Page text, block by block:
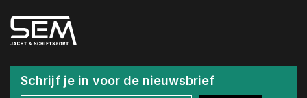
Schrijf je in voor de nieuwsbrief